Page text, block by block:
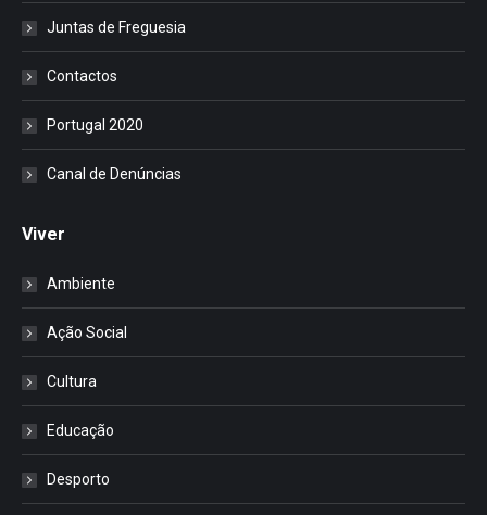
Juntas de Freguesia
Contactos
Portugal 2020
Canal de Denúncias
Viver
Ambiente
Ação Social
Cultura
Educação
Desporto